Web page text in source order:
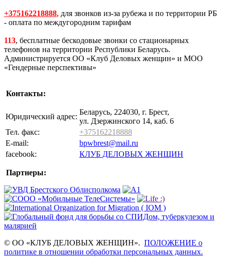
+375162218888, для звонков из-за рубежа и по территории РБ
- оплата по междугородним тарифам
113, бесплатные бескодовые звонки со стационарных
телефонов на территории Республики Беларусь.
Администрируется ОО «Клуб Деловых женщин» и МОО
«Гендерные перспективы»
Контакты:
Юридический адрес:
Беларусь, 224030, г. Брест,
ул. Дзержинского 14, каб. 6
Тел. факс:
+375162218888
E-mail:
bpwbrest@mail.ru
facebook:
КЛУБ ДЕЛОВЫХ ЖЕНЩИН
Партнеры:
© ОО «КЛУБ ДЕЛОВЫХ ЖЕНЩИН». ПОЛОЖЕНИЕ о
политике в отношении обработки персональных данных.